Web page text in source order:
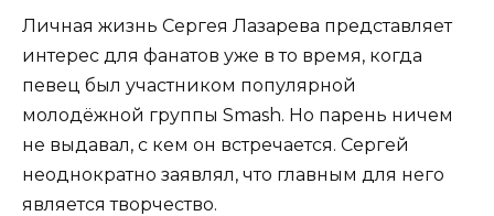
Личная жизнь Сергея Лазарева представляет
интерес для фанатов уже в то время, когда
певец был участником популярной
молодёжной группы Smash. Но парень ничем
не выдавал, с кем он встречается. Сергей
неоднократно заявлял, что главным для него
является творчество.